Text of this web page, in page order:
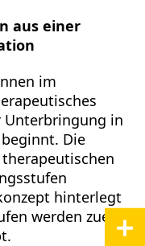
aus einer
im
Unterbringung in
Die
hinterlegt
werden zuerst